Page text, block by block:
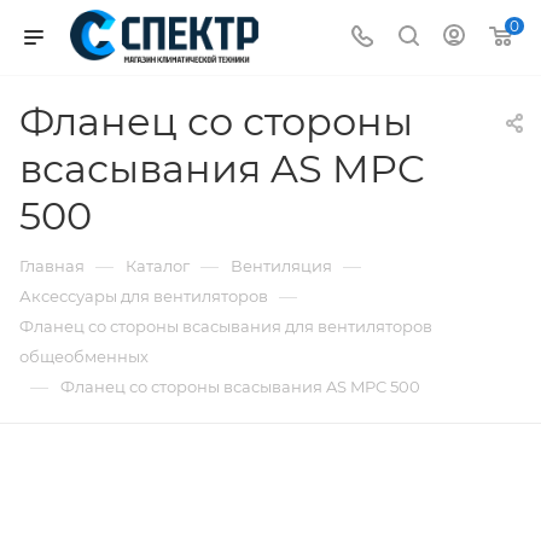
0
Фланец со стороны
всасывания AS MPC
500
Главная — Каталог — Вентиляция —
Аксессуары для вентиляторов —
Фланец со стороны всасывания для вентиляторов
общеобменных
— Фланец со стороны всасывания AS MPC 500